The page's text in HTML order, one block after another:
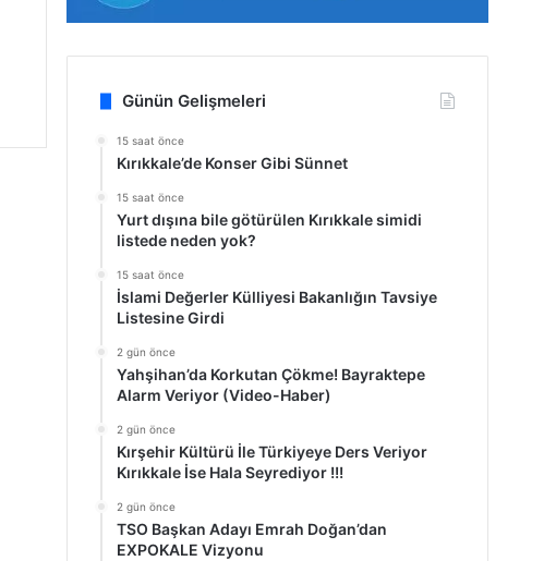
Günün Gelişmeleri
15 saat önce
Kırıkkale’de Konser Gibi Sünnet
15 saat önce
Yurt dışına bile götürülen Kırıkkale simidi
listede neden yok?
15 saat önce
İslami Değerler Külliyesi Bakanlığın Tavsiye
Listesine Girdi
2 gün önce
Yahşihan’da Korkutan Çökme! Bayraktepe
Alarm Veriyor (Video-Haber)
2 gün önce
Kırşehir Kültürü İle Türkiyeye Ders Veriyor
Kırıkkale İse Hala Seyrediyor !!!
2 gün önce
TSO Başkan Adayı Emrah Doğan’dan
EXPOKALE Vizyonu